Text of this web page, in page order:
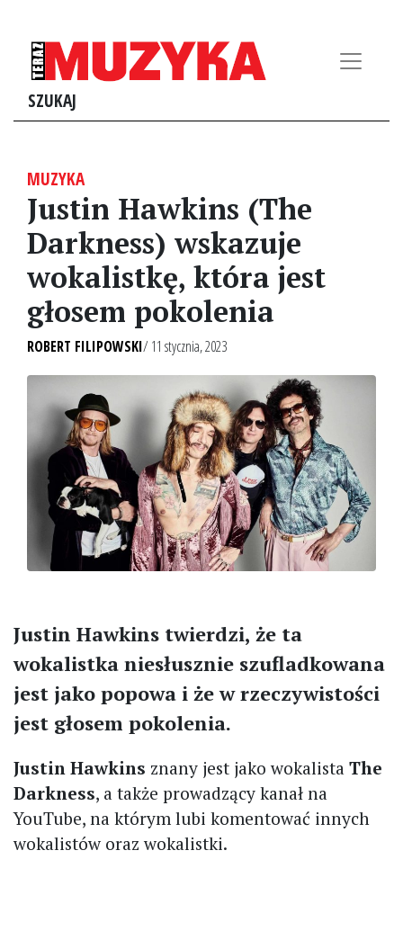
SZUKAJ
MUZYKA
Justin Hawkins (The
Darkness) wskazuje
wokalistkę, która jest
głosem pokolenia
ROBERT FILIPOWSKI/ 11 stycznia, 2023
Justin Hawkins twierdzi, że ta
wokalistka niesłusznie szufladkowana
jest jako popowa i że w rzeczywistości
jest głosem pokolenia.
Justin Hawkins znany jest jako wokalista The
Darkness, a także prowadzący kanał na
YouTube, na którym lubi komentować innych
wokalistów oraz wokalistki.